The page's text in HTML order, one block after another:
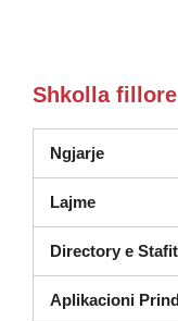
Shkolla
Ngjarje
Lajme
Directory e Stafit
Aplikacioni